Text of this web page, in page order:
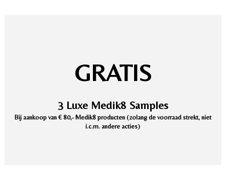
GRATIS
3 Luxe Medik8 Samples
Bij aankoop van € 80,- Medik8 producten (zolang de voorraad strekt, niet
i.c.m. andere acties)